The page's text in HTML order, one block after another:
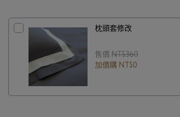
枕頭套修改
售價 NT$360
加價購 NT$0